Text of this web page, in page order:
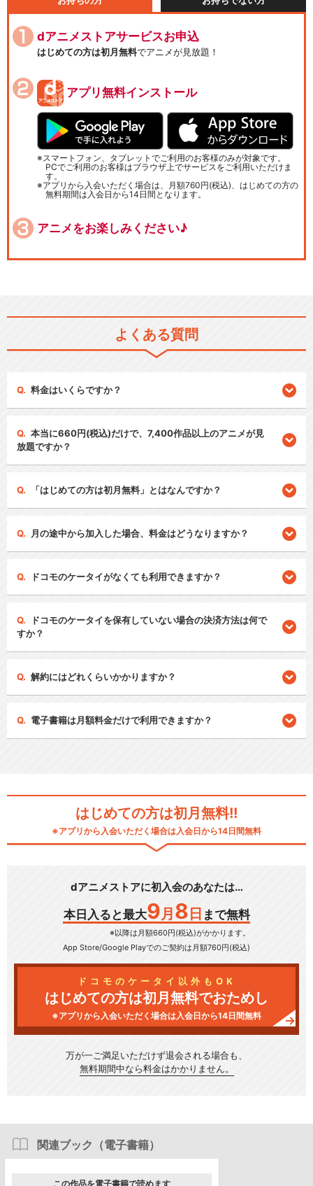
dアニメストアサービスお申込
はじめての方は初月無料でアニメが見放題！
アプリ無料インストール
スマートフォン、タブレットでご利用のお客様のみが対象です。
PCでご利用のお客様はブラウザ上でサービスをご利用いただけま
す。
アプリから入会いただく場合は、月額760円(税込)、はじめての方の
無料期間は入会日から14日間となります。
アニメをお楽しみください♪
よくある質問
料金はいくらですか？
本当に660円(税込)だけで、7,400作品以上のアニメが見
放題ですか？
「はじめての方は初月無料」とはなんですか？
月の途中から加入した場合、料金はどうなりますか？
ドコモのケータイがなくても利用できますか？
ドコモのケータイを保有していない場合の決済方法は何で
すか？
解約にはどれくらいかかりますか？
電子書籍は月額料金だけで利用できますか？
はじめての方は初月無料!!
※アプリから入会いただく場合は入会日から14日間無料
dアニメストアに初入会のあなたは…
本日入ると最大9 月 8 日 まで無料
※以降は月額660円(税込)がかかります。
App Store/Google Playでのご契約は月額760円(税込)
ドコモのケータイ以外もOK
はじめての方は初月無料でおためし
※アプリから入会いただく場合は入会日から14日間無料
万が一ご満足いただけず退会される場合も、
無料期間中なら料金はかかりません。
関連ブック（電子書籍）
この作品を電子書籍で読めます